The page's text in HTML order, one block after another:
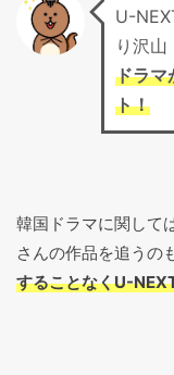
U-
り沢山
ドラマ
ト！
韓国ドラマに関して
さんの作品を追うの
することなくU-